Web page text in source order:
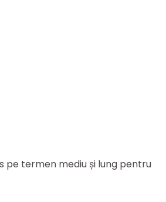
termen mediu și lung pentru